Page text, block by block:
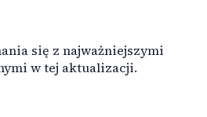
się z najważniejszymi
w tej aktualizacji.